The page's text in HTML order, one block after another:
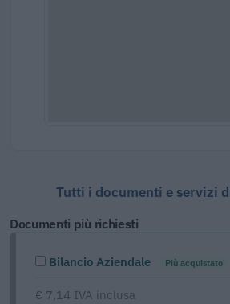
Tutti i documenti e servizi
Documenti più richiesti
Bilancio Aziendale Più acquistato
€ 7,14 IVA inclusa